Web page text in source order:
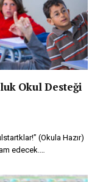
Okul Desteği
(Okula Hazır)
edecek.…